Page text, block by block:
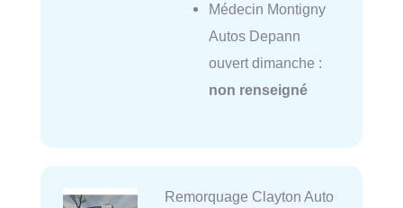
Médecin Montigny
Autos Depann
ouvert dimanche :
non renseigné
Remorquage Clayton Auto